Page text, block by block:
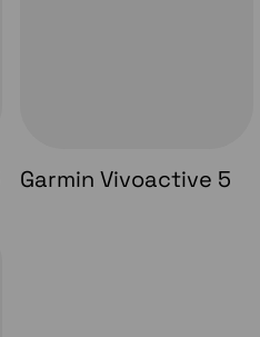
Garmin Vivoactive 5